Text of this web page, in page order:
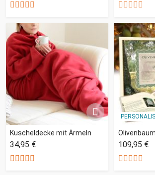
Kuscheldecke mit Ärmeln
34,95 € 109,95 €